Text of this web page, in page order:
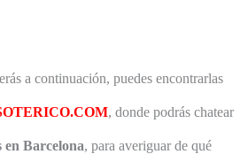
a continuación, puedes encontrarlas
, donde podrás chatear
en Barcelona, para averiguar de qué